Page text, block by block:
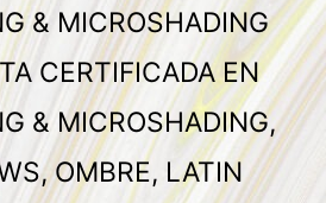
& MICROSHADING
CERTIFICADA EN
& MICROSHADING,
OMBRE, LATIN